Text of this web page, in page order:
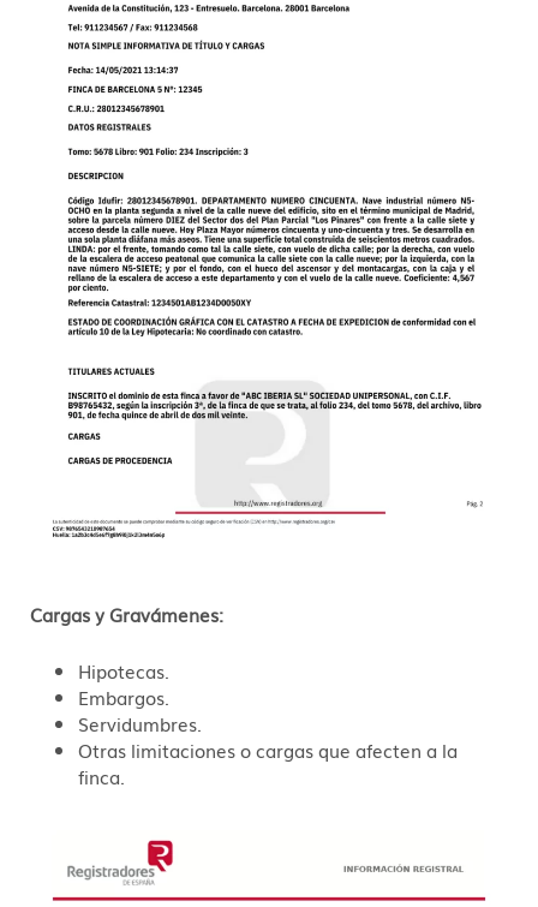
Cargas y Gravámenes:
Hipotecas.
Embargos.
Servidumbres.
Otras limitaciones o cargas que afecten a la
finca.